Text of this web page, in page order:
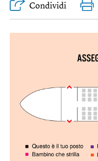
Condividi